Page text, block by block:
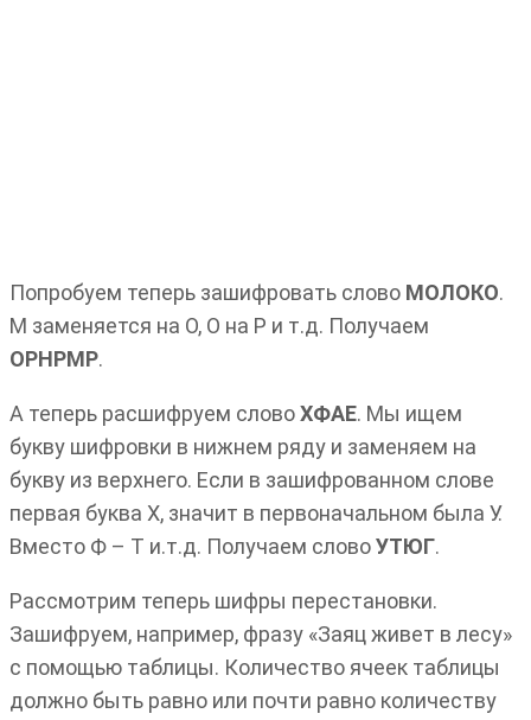
Попробуем теперь зашифровать слово МОЛОКО.
М заменяется на О, О на Р и т.д. Получаем
ОРНРМР.
А теперь расшифруем словоХФАЕ. Мы ищем
букву шифровки в нижнем ряду и заменяем на
букву из верхнего. Если в зашифрованном слове
первая буква Х, значит в первоначальном была У.
Вместо Ф – Т и.т.д. Получаем словоУТЮГ.
Рассмотрим теперь шифры перестановки.
Зашифруем, например, фразу «Заяц живет в лесу»
с помощью таблицы. Количество ячеек таблицы
должно быть равно или почти равно количеству